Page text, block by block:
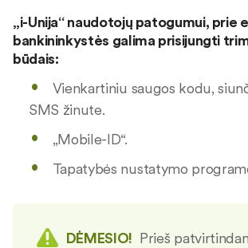
„i-Unija“ naudotojų patogumui, prie
bankininkystės galima prisijungti
būdais:
Vienkartiniu saugos kodu,
SMS žinute.
„Mobile-ID“.
Tapatybės nustatymo
DĖMESIO! Prieš